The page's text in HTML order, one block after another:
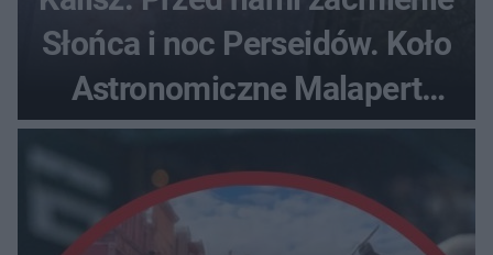
Słońca i noc Perseidów. Koło
Astronomiczne Malapert
zaprasza na wspólne
obserwacje